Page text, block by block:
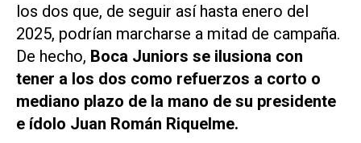
los dos que, de seguir así hasta enero del
2025, podrían marcharse a mitad de campaña.
De hecho, Boca Juniors se ilusiona con
tener a los dos como refuerzos a corto o
mediano plazo de la mano de su presidente
e ídolo Juan Román Riquelme.